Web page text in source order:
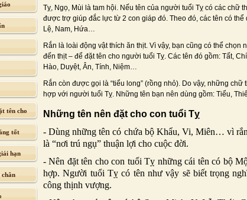
tên cho
tốt
hạn
Tỵ, Ngọ, Mùi là tam hội. Nếu tên của người tuổi Tỵ có các chữ
được trợ giúp đắc lực từ 2 con giáp đó. Theo đó, các tên có
Lệ, Nam, Hứa…
Rắn là loài động vật thích ăn thịt. Vì vậy, bạn cũng có thể
đến thịt – để đặt tên cho người tuổi Tỵ. Các tên đó gồm: Tất,
Hào, Duyệt, Ân, Tính, Niệm…
Rắn còn được gọi là “tiểu long” (rồng nhỏ). Do vậy, những
hợp với người tuổi Tỵ. Những tên bạn nên dùng gồm: Tiểu,
Những tên nên đặt cho con tuổi Tỵ
- Dùng những tên có chứa bộ Khẩu, Vi, Miên… vì
là “nơi trú ngụ” thuận lợi cho cuộc đời.
- Nên đặt tên cho con tuổi Tỵ những cái tên có bộ
hợp. Người tuổi Tỵ có tên như vậy sẽ biết trọng
công thịnh vượng.